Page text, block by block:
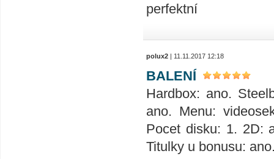
perfektní
polux2 | 11.11.2017 12:18
BALENÍ
Hardbox: ano.
ano. Menu:
Pocet disku: 1. 2D:
Titulky u bonusu: